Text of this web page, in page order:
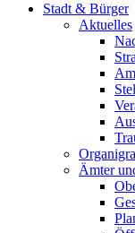
Stadt & Bürger
Aktuelles
Ämter